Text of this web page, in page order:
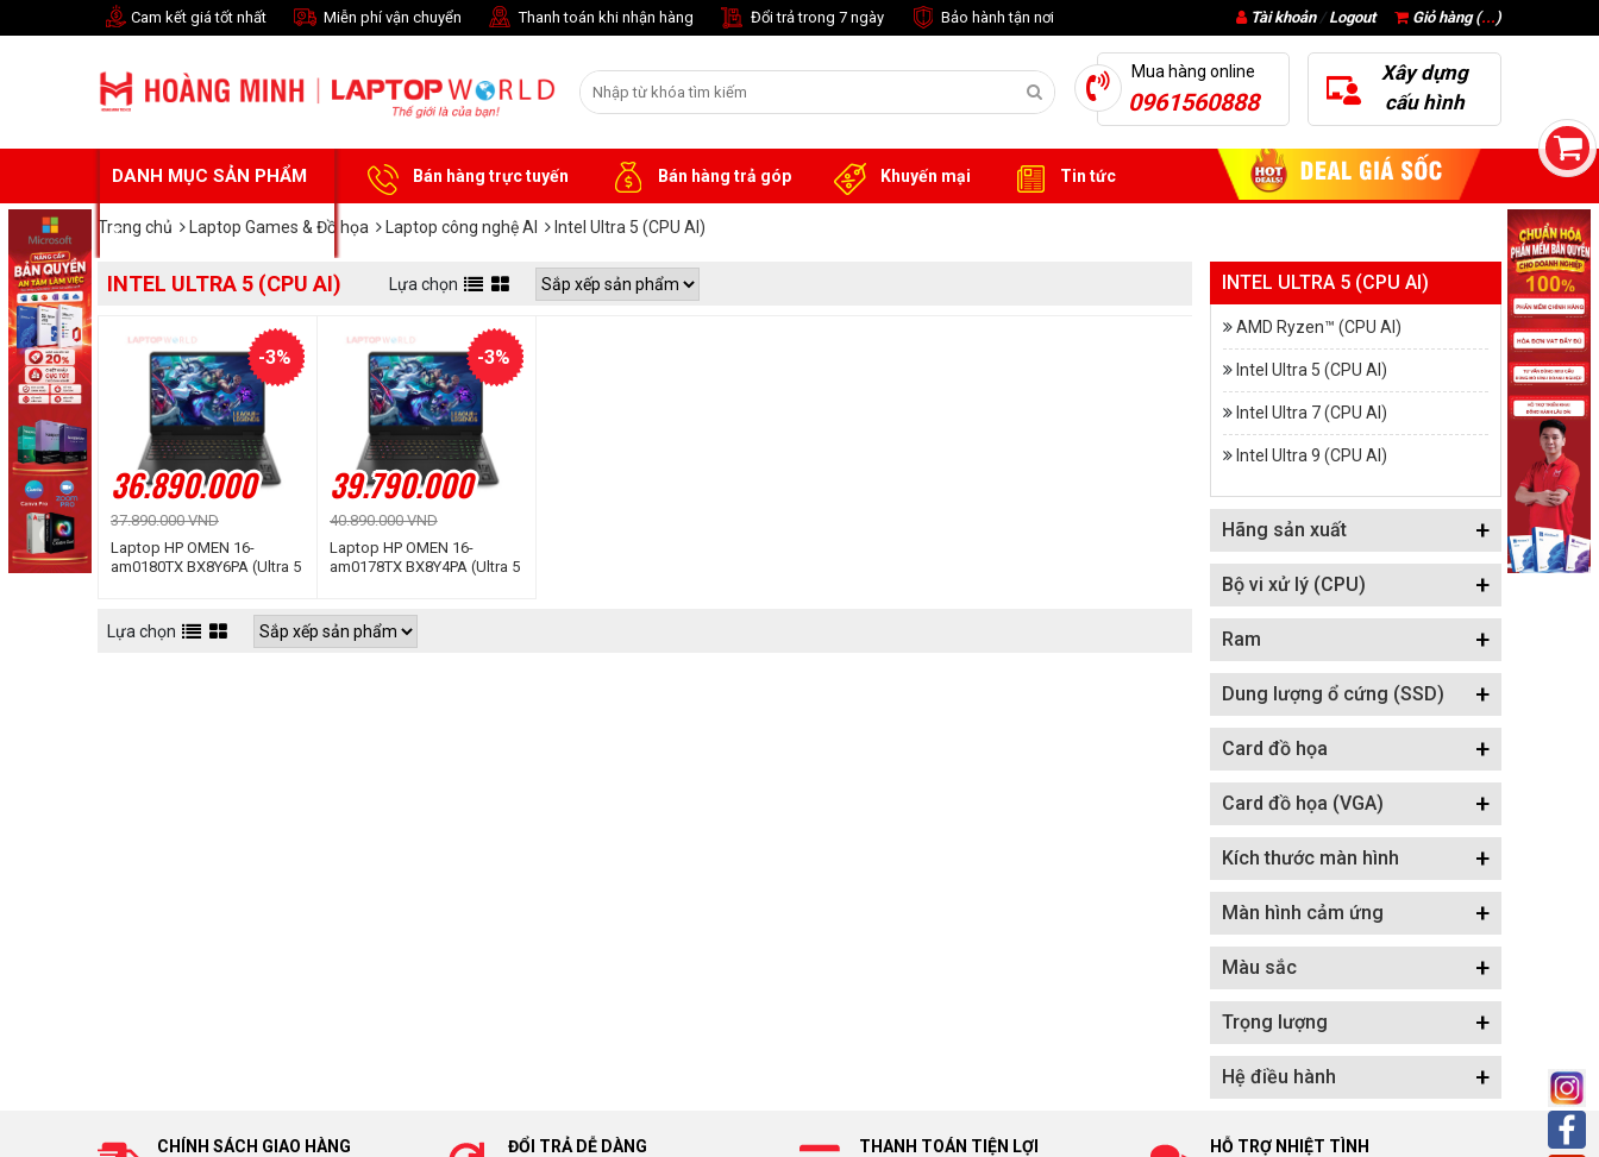
Cam kết giá tốt nhất Miễn phí vận chuyển Thanh toán khi nhận hàng Đổi trả trong 7 ngày Bảo hành tận nơi Giỏ hàng (...)
Tài khoản/ Logout
Mua hàng online
0961560888
Xây dựng
cấu hình
DANH MỤC SẢN PHẨM Bán hàng trực tuyến Bán hàng trả góp Khuyến mại Tin tức
Trang chủ Laptop Games & Đồ họa Laptop công nghệ AI Intel Ultra 5 (CPU AI)
INTEL ULTRA 5 (CPU AI) Lựa chọn
36.890.000
37.890.000 VND
-3%
Laptop HP OMEN 16-
am0180TX BX8Y6PA (Ultra 5
165Hz | Win 11 | Đen)
39.790.000
40.890.000 VND
-3%
Laptop HP OMEN 16-
am0178TX BX8Y4PA (Ultra 5
165Hz | Win 11 | Đen)
Lựa chọn
INTEL ULTRA 5 (CPU AI)
AMD Ryzen™ (CPU AI)
Intel Ultra 5 (CPU AI)
Intel Ultra 7 (CPU AI)
Intel Ultra 9 (CPU AI)
Hãng sản xuất +
Bộ vi xử lý (CPU) +
Ram +
Dung lượng ổ cứng (SSD) +
Card đồ họa +
Card đồ họa (VGA) +
Kích thước màn hình +
Màn hình cảm ứng +
Màu sắc +
Trọng lượng +
Hệ điều hành +
CHÍNH SÁCH GIAO HÀNG
ĐỔI TRẢ DỄ DÀNG
THANH TOÁN TIỆN LỢI
HỖ TRỢ NHIỆT TÌNH